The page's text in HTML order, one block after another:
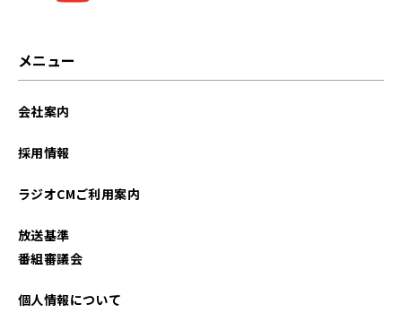
メニュー
会社案内
採用情報
ラジオCMご利用案内
放送基準
番組審議会
個人情報について